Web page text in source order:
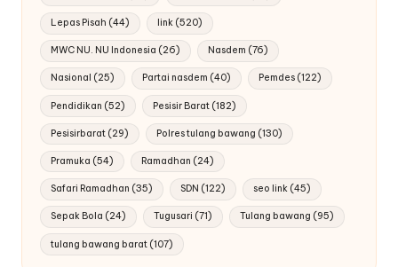
Lepas Pisah (44) link(520)
MWC NU. NU Indonesia (26) Nasdem (76)
Nasional (25) Partai nasdem (40) Pemdes(122)
Pendidikan (52) Pesisir Barat(182)
Pesisirbarat (29) Polres tulang bawang (130)
Pramuka (54) Ramadhan (24)
Safari Ramadhan (35) SDN (122) seo link(45)
Sepak Bola (24) Tugusari (71) Tulang bawang (95)
tulang bawang barat (107)